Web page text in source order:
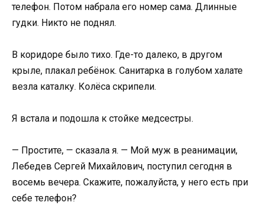
телефон. Потом набрала его номер сама. Длинные
гудки. Никто не поднял.
В коридоре было тихо. Где-то далеко, в другом
крыле, плакал ребёнок. Санитарка в голубом халате
везла каталку. Колёса скрипели.
Я встала и подошла к стойке медсестры.
— Простите, — сказала я. — Мой муж в реанимации,
Лебедев Сергей Михайлович, поступил сегодня в
восемь вечера. Скажите, пожалуйста, у него есть при
себе телефон?